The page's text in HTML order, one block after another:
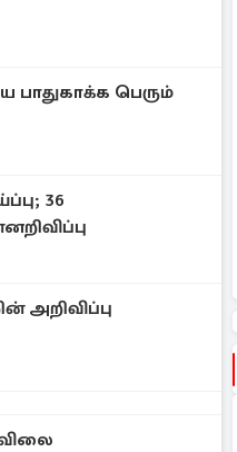
பெரும்
36
அறிவிப்பு